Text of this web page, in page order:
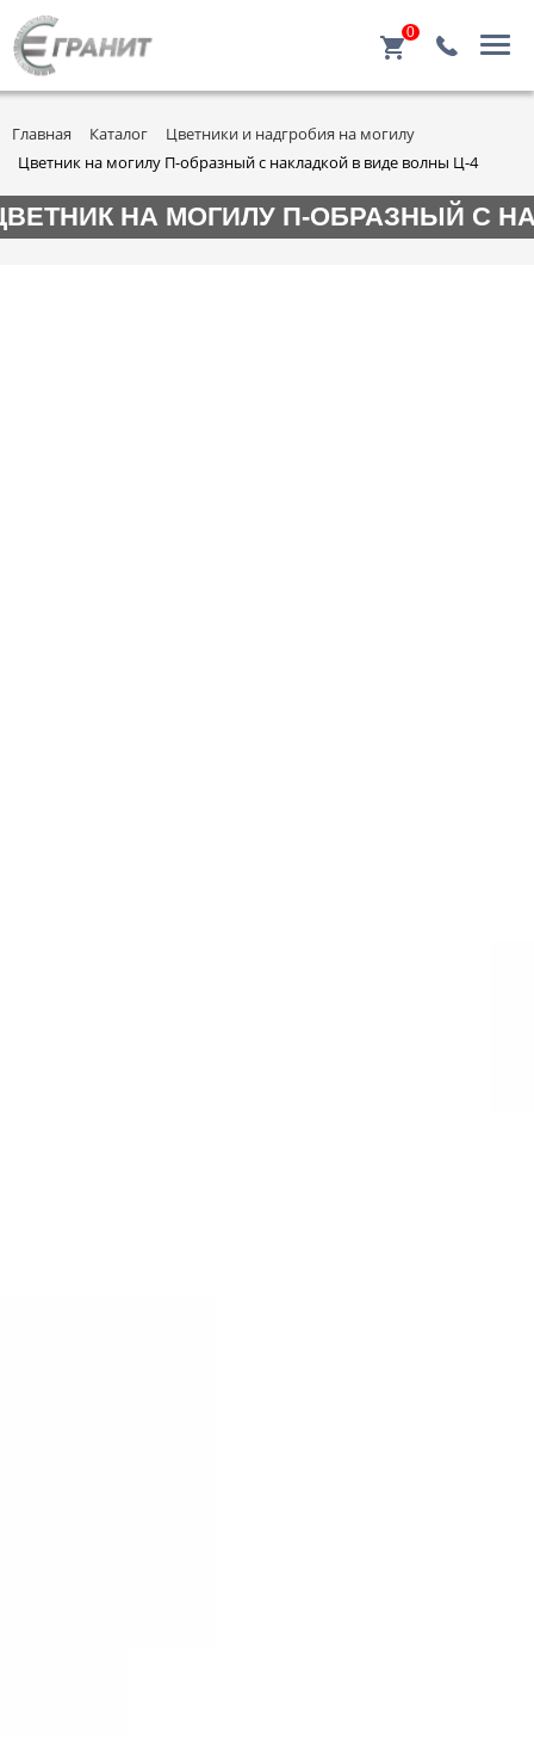
0
Главная Каталог
Цветники и надгробия на могилу
Цветник на могилу П-образный с накладкой в виде волны Ц-4
НА МОГИЛУ П-ОБРАЗНЫЙ С